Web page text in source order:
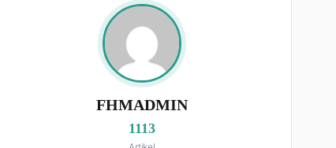
FHMADMIN
1113